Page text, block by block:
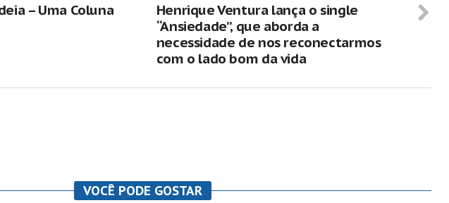
Henrique Ventura lança o single
“Ansiedade”, que aborda a
necessidade de nos reconectarmos
com o lado bom da vida
– Uma Coluna
VOCÊ PODE GOSTAR